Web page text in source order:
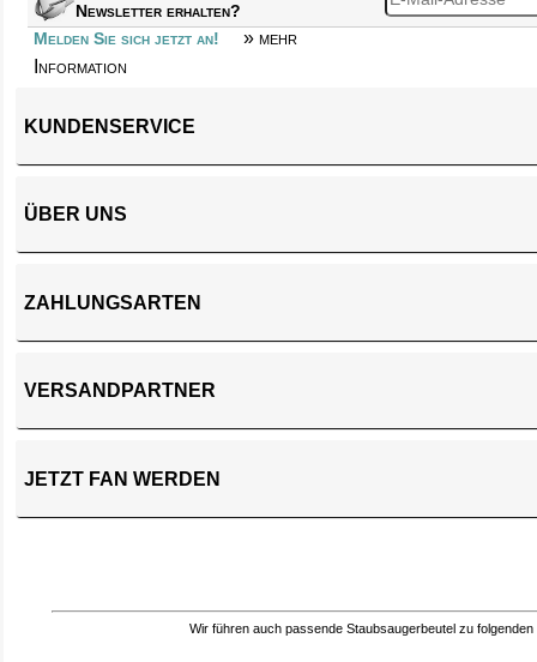
Newsletter erhalten?
Melden Sie sich jetzt an!
» mehr
Information
KUNDENSERVICE
ÜBER UNS
ZAHLUNGSARTEN
VERSANDPARTNER
JETZT FAN WERDEN
Wir führen auch passende Staubsaugerbeutel zu folgenden